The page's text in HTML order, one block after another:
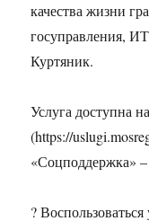
качества жизни
госуправления,
Куртяник.
Услуга доступна
(https://
«Соцподдержка»
?